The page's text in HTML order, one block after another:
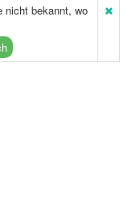
nicht bekannt, wo